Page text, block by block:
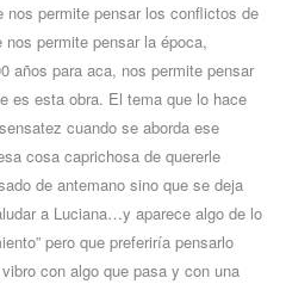
nos permite pensar los conflictos de
permite pensar la época,
años para aca, nos permite pensar
es esta obra. El tema que lo hace
cuando se aborda ese
cosa caprichosa de quererle
de antemano sino que se deja
a Luciana…y aparece algo de lo
pero que preferiría pensarlo
con algo que pasa y con una